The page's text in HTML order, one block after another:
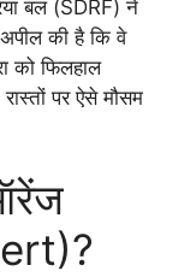
बल (SDRF) ने
अपील की है कि वे
को फिलहाल
पर ऐसे मौसम